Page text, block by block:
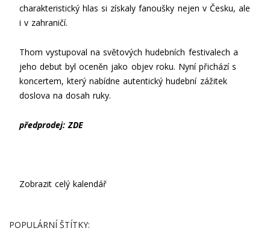
charakteristický hlas si získaly fanoušky nejen v Česku, ale
i v zahraničí.
Thom vystupoval na světových hudebních festivalech a
jeho debut byl oceněn jako objev roku. Nyní přichází s
koncertem, který nabídne autentický hudební zážitek
doslova na dosah ruky.
předprodej:ZDE
Zobrazit celý kalendář
POPULÁRNÍ ŠTÍTKY: